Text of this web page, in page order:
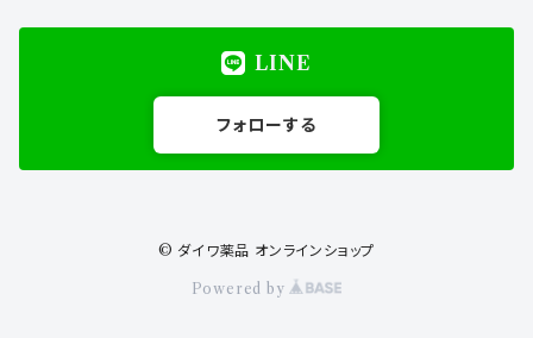
LINE
フォローする
© ダイワ薬品 オンラインショップ
Powered by